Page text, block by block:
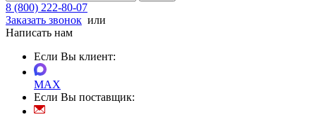
8 (800) 222-80-07
Заказать звонок или
Написать нам
Если Вы клиент:
MAX
Если Вы поставщик: